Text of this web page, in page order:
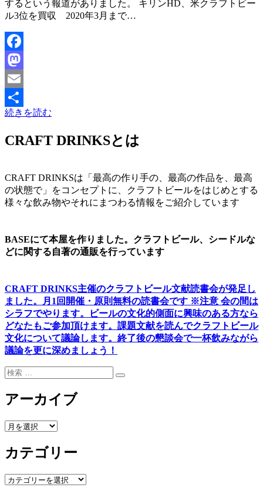
するという報道がありました。 キリンHD、米クラフトビー
ル3位を買収 2020年3月まで…
Facebook
Mastodon
Email
共
有
続きを読む
CRAFT DRINKSとは
CRAFT DRINKSは「最高の作り手の、最高の作品を、最高
の状態で」をコンセプトに、クラフトビールをはじめとする
様々な飲み物やそれにまつわる情報をご紹介しています
BASEにて本屋を作りました。クラフトビール、シードルな
どに関する自著の通販を行っています
CRAFT DRINKS主催のクラフトビール文献読書会が発足し
ました。
月1回開催・原則無料の読書会です ※注意 会の間は
シラフでやります。
ビールの文化的側面に興味のある方なら
どなたもご参加頂けます。 課題文献を読んでクラフトビール
文化について議論します。 終了後の懇談会で一杯飲みながら
議論を更に深めましょう！
検
検
アーカイブ
ア
カ
イ
ブ
カテゴリー
カ